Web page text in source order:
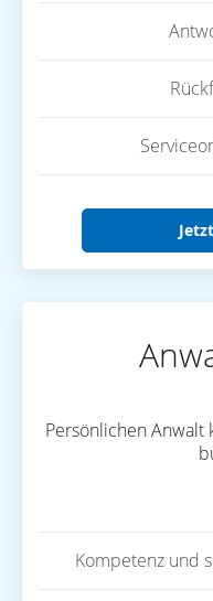
Persönlichen
Kompetenz und